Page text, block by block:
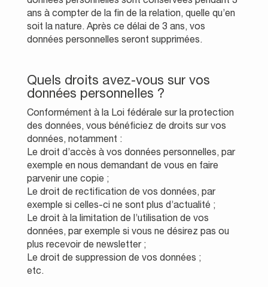
ans à compter de la fin de la relation, quelle qu’en
soit la nature. Après ce délai de 3 ans, vos
données personnelles seront supprimées.
Quels droits avez-vous sur vos
données personnelles ?
Conformément à la Loi fédérale sur la protection
des données, vous bénéficiez de droits sur vos
données, notamment :
Le droit d’accès à vos données personnelles, par
exemple en nous demandant de vous en faire
parvenir une copie ;
Le droit de rectification de vos données, par
exemple si celles-ci ne sont plus d’actualité ;
Le droit à la limitation de l’utilisation de vos
données, par exemple si vous ne désirez pas ou
plus recevoir de newsletter ;
Le droit de suppression de vos données ;
etc.